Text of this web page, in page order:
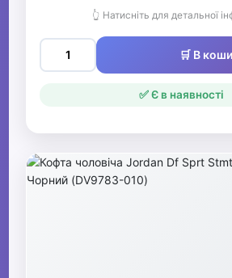
👆 Натисніть для детальної
🛒 В
✅ Є в наявності